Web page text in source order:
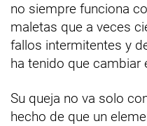
no siempre funciona
maletas que a veces
fallos intermitentes y
ha tenido que cambiar
Su queja no va solo
hecho de que un